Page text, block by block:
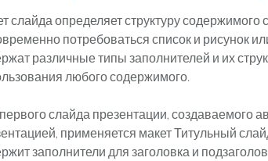
слайда определяет структуру
потребоваться список и рисунок
различные типы заполнителей и их
любого содержимого.
слайда презентации, создаваемого
применяется макет Титульный
заполнители для заголовка и